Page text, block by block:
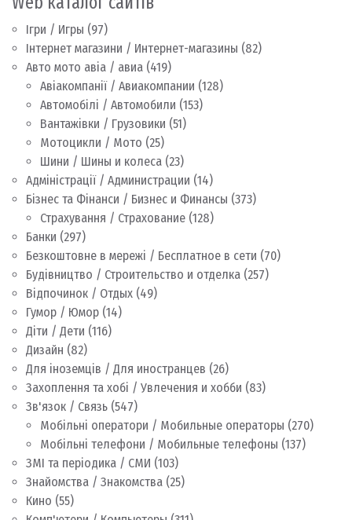
Ігри / Игры (97)
Інтернет магазини / Интернет-магазины (82)
Авто мото авіа / авиа (419)
Авіакомпанії / Авиакомпании (128)
Автомобілі / Автомобили (153)
Вантажівки / Грузовики (51)
Мотоцикли / Мото (25)
Шини / Шины и колеса (23)
Адміністрації / Администрации (14)
Бізнес та Фінанси / Бизнес и Финансы (373)
Страхування / Страхование (128)
Банки (297)
Безкоштовне в мережі / Бесплатное в сети (70)
Будівництво / Строительство и отделка (257)
Відпочинок / Отдых (49)
Гумор / Юмор (14)
Діти / Дети (116)
Дизайн (82)
Для іноземців / Для иностранцев (26)
Захоплення та хобі / Увлечения и хобби (83)
Зв'язок / Связь (547)
Мобільні оператори / Мобильные операторы (270)
Мобільні телефони / Мобильные телефоны (137)
ЗМІ та періодика / СМИ (103)
Знайомства / Знакомства (25)
Кино (55)